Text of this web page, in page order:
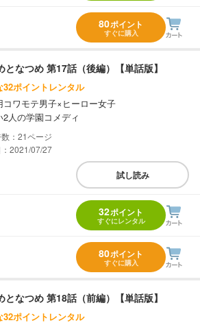
80ポイント
すぐに購入
となつめ 第17話（後編）【単話版】
32ポイントレンタル
コワモテ男子×ヒーロー女子
2人の学園コメディ
21
2021/07/27
試し読み
32ポイント
すぐにレンタル
80ポイント
すぐに購入
となつめ 第18話（前編）【単話版】
32ポイントレンタル